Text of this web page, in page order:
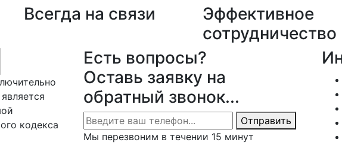
Всегда на связи
Эффективное
сотрудничество
кодекса
Есть вопросы?
Оставь заявку на
обратный звонок...
Отправить
Мы перезвоним в течении 15 минут